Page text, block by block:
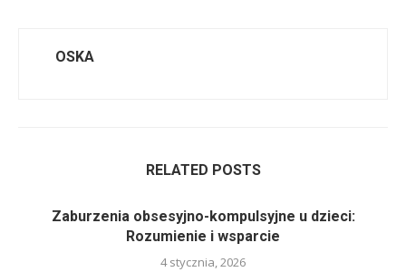
OSKA
RELATED POSTS
Zaburzenia obsesyjno-kompulsyjne u dzieci:
Rozumienie i wsparcie
4 stycznia, 2026